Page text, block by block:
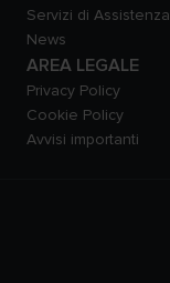
Servizi di Assistenza
News
AREA LEGALE
Privacy Policy
Cookie Policy
Avvisi importanti